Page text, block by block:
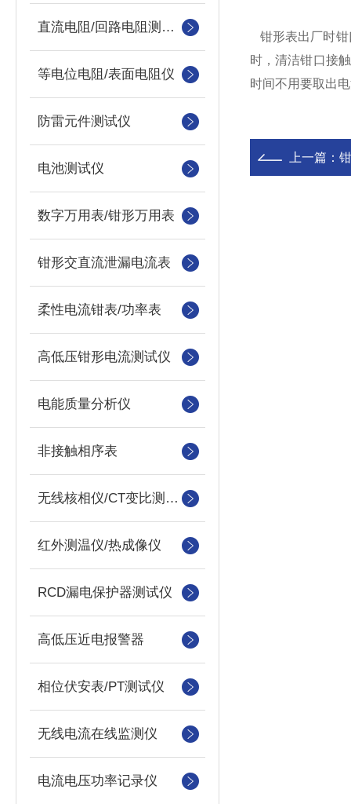
直流电阻/回路电阻测试仪
等电位电阻/表面电阻仪
防雷元件测试仪
电池测试仪
数字万用表/钳形万用表
钳形交直流泄漏电流表
柔性电流钳表/功率表
高低压钳形电流测试仪
电能质量分析仪
非接触相序表
无线核相仪/CT变比测试仪
红外测温仪/热成像仪
RCD漏电保护器测试仪
高低压近电报警器
相位伏安表/PT测试仪
无线电流在线监测仪
电流电压功率记录仪
钳形表出厂时钳
时，清洁钳口接
时间不用要取出
上一篇：